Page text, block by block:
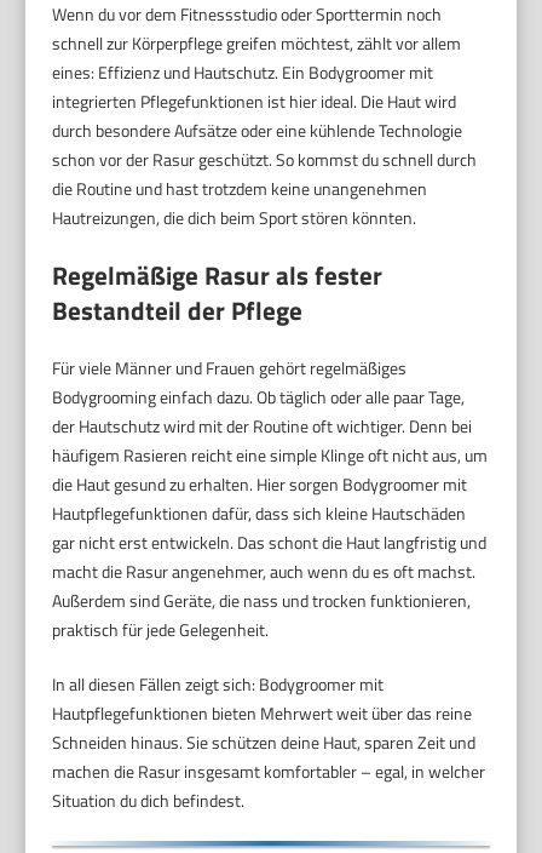
Wenn du vor dem Fitnessstudio oder Sporttermin noch
schnell zur Körperpflege greifen möchtest, zählt vor allem
eines: Effizienz und Hautschutz. Ein Bodygroomer mit
integrierten Pflegefunktionen ist hier ideal. Die Haut wird
durch besondere Aufsätze oder eine kühlende Technologie
schon vor der Rasur geschützt. So kommst du schnell durch
die Routine und hast trotzdem keine unangenehmen
Hautreizungen, die dich beim Sport stören könnten.
Regelmäßige Rasur als fester
Bestandteil der Pflege
Für viele Männer und Frauen gehört regelmäßiges
Bodygrooming einfach dazu. Ob täglich oder alle paar Tage,
der Hautschutz wird mit der Routine oft wichtiger. Denn bei
häufigem Rasieren reicht eine simple Klinge oft nicht aus, um
die Haut gesund zu erhalten. Hier sorgen Bodygroomer mit
Hautpflegefunktionen dafür, dass sich kleine Hautschäden
gar nicht erst entwickeln. Das schont die Haut langfristig und
macht die Rasur angenehmer, auch wenn du es oft machst.
Außerdem sind Geräte, die nass und trocken funktionieren,
praktisch für jede Gelegenheit.
In all diesen Fällen zeigt sich: Bodygroomer mit
Hautpflegefunktionen bieten Mehrwert weit über das reine
Schneiden hinaus. Sie schützen deine Haut, sparen Zeit und
machen die Rasur insgesamt komfortabler – egal, in welcher
Situation du dich befindest.